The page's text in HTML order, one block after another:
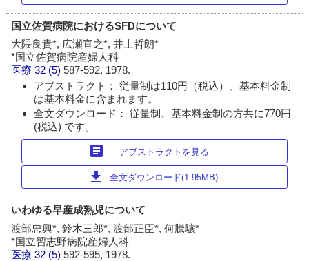
国立佐賀病院におけるSFDについて
大隈良貴*, 広瀬宣之*, 井上哲朗*
*国立佐賀病院産婦人科
医療 32 (5)587-592, 1978.
アブストラクト： 従量制は110円（税込）、基本料金制
は基本料金に含まれます。
全文ダウンロード： 従量制、基本料金制の方共に770円
(税込) です。
article アブストラクトを見る
download 全文ダウンロード(1.95MB)
いわゆる早産成熟児について
渡部忠興*, 鈴木三郎*, 渡部正臣*, 何騰驤*
*国立習志野病院産婦人科
医療 32 (5)592-595, 1978.